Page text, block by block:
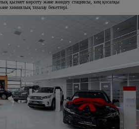
қызмет көрсету және жөндеу стациясы, кең қосалқы
химиялық тазалау бекеттері.